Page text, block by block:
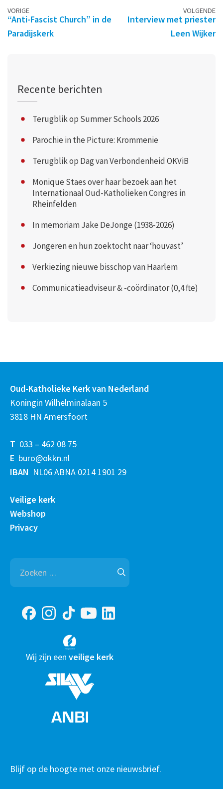
Berichtennavigatie
VORIGE
“Anti-Fascist Church” in de
Paradijskerk
VOLGENDE
Interview met priester
Leen Wijker
Recente berichten
Terugblik op Summer Schools 2026
Parochie in the Picture: Krommenie
Terugblik op Dag van Verbondenheid OKViB
Monique Staes over haar bezoek aan het
Internationaal Oud-Katholieken Congres in
Rheinfelden
In memoriam Jake DeJonge (1938-2026)
Jongeren en hun zoektocht naar ‘houvast’
Verkiezing nieuwe bisschop van Haarlem
Communicatieadviseur & -coördinator (0,4 fte)
Oud-Katholieke Kerk van Nederland
Koningin Wilhelminalaan 5
3818 HN Amersfoort
T 033 – 462 08 75
E buro@okkn.nl
IBAN NL06 ABNA 0214 1901 29
Veilige kerk
Webshop
Privacy
Zoeken
naar:
Wij zijn een veilige kerk
Blijf op de hoogte met onze nieuwsbrief.